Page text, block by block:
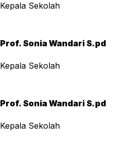
Kepala Sekolah
Prof. Sonia Wandari S.pd
Kepala Sekolah
Prof. Sonia Wandari S.pd
Kepala Sekolah